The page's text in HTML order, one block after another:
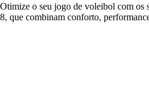
Otimize o seu jogo de voleibol com os
8, que combinam conforto,